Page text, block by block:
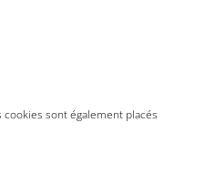
sont également placés